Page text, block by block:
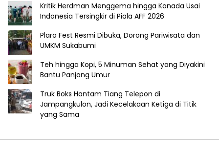
Kritik Herdman Menggema hingga Kanada Usai
Indonesia Tersingkir di Piala AFF 2026
Plara Fest Resmi Dibuka, Dorong Pariwisata dan
UMKM Sukabumi
Teh hingga Kopi, 5 Minuman Sehat yang Diyakini
Bantu Panjang Umur
Truk Boks Hantam Tiang Telepon di
Jampangkulon, Jadi Kecelakaan Ketiga di Titik
yang Sama